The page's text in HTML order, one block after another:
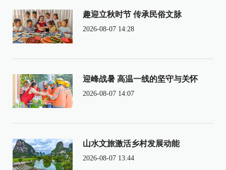
趣迎立秋时节 传承民俗文脉
2026-08-07 14:28
迎峰战暑 高温一线的坚守与关怀
2026-08-07 14:07
山水文旅激活乡村发展动能
2026-08-07 13:44